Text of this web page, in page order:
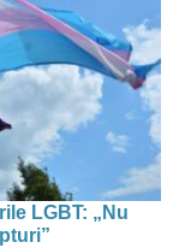
LGBT: „Nu